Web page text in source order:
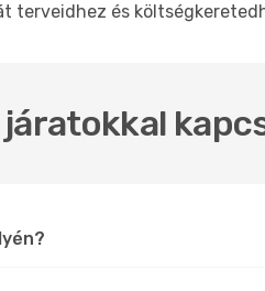
terveidhez és